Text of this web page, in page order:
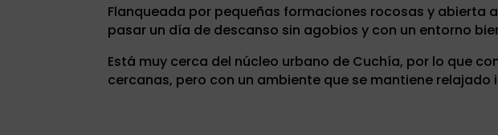
Flanqueada por pequeñas formaciones rocosas y
pasar un día de descanso sin agobios y con un entorno
Está muy cerca del núcleo urbano de Cuchía, por lo que
cercanas, pero con un ambiente que se mantiene